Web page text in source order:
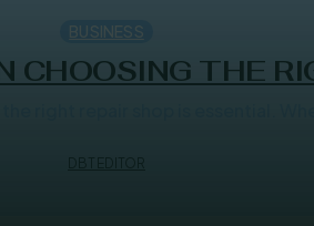
BUSINESS
CHOOSING THE